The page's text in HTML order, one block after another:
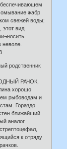
омывание жабр
свежей воды;
этот вид
неволе.
родственник
РАЧОК,
хорошо
рыбоводам и
Гораздо
ближайший
аналог
к отряду